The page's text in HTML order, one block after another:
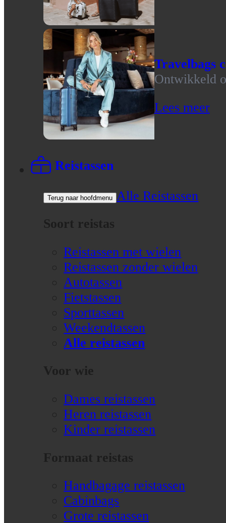
Travelbags
Ontwikkeld
Lees meer
Reistassen
Terug naar hoofdmenu
Alle Reistassen
Soort reistas
Reistassen met wielen
Reistassen zonder wielen
Autotassen
Fietstassen
Sporttassen
Weekendtassen
Alle reistassen
Voor wie
Dames reistassen
Heren reistassen
Kinder reistassen
Formaat reistas
Handbagage reistassen
Cabinbags
Grote reistassen